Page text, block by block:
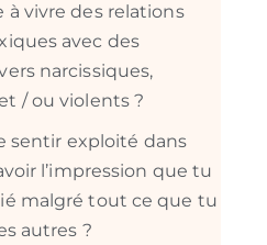
à vivre des relations
avec des
narcissiques,
/ ou violents ?
sentir exploité dans
l’impression que tu
malgré tout ce que tu
autres ?